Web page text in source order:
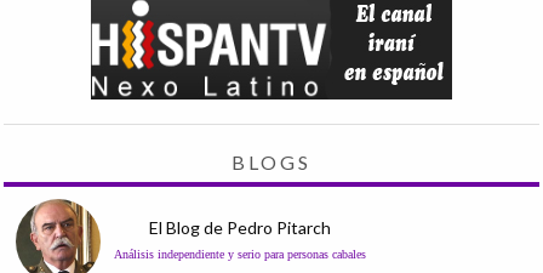
BLOGS
El Blog de Pedro Pitarch
Análisis independiente y serio para personas cabales